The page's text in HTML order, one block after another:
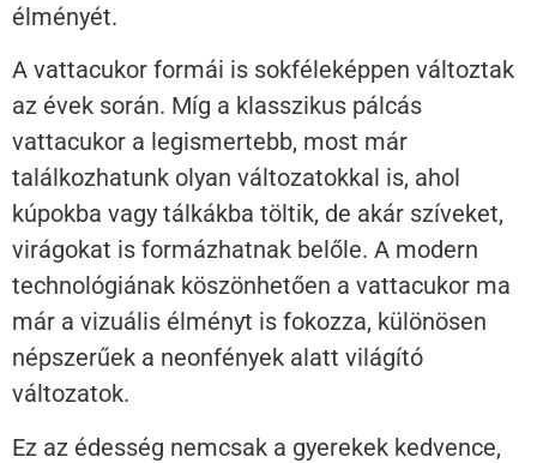
élményét.
A vattacukor formái is sokféleképpen változtak
az évek során. Míg a klasszikus pálcás
vattacukor a legismertebb, most már
találkozhatunk olyan változatokkal is, ahol
kúpokba vagy tálkákba töltik, de akár szíveket,
virágokat is formázhatnak belőle. A modern
technológiának köszönhetően a vattacukor ma
már a vizuális élményt is fokozza, különösen
népszerűek a neonfények alatt világító
változatok.
Ez az édesség nemcsak a gyerekek kedvence,